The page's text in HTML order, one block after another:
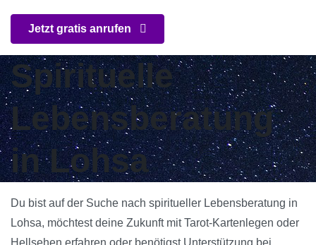
Jetzt gratis anrufen
Spirituelle
Lebensberatung
in Lohsa
Du bist auf der Suche nach spiritueller Lebensberatung in
Lohsa, möchtest deine Zukunft mit Tarot-Kartenlegen oder